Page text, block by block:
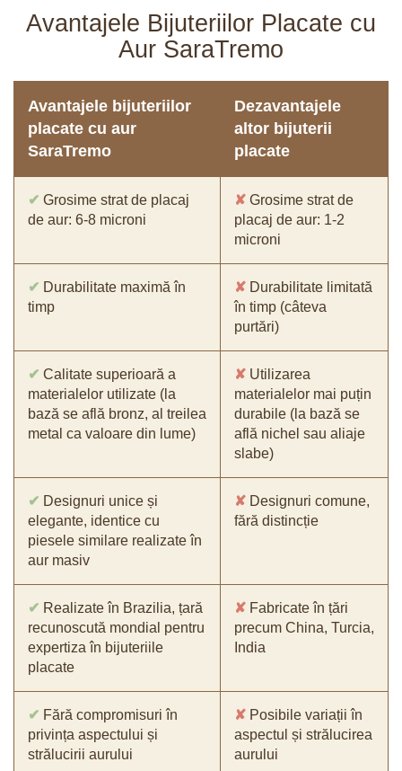
Avantajele Bijuteriilor Placate cu
Aur SaraTremo
Avantajele bijuteriilor
placate cu aur
SaraTremo
Dezavantajele
altor bijuterii
placate
✔ Grosime strat de placaj
de aur: 6-8 microni
✘ Grosime strat de
placaj de aur: 1-2
microni
✔ Durabilitate maximă în
timp
✘ Durabilitate limitată
în timp (câteva
purtări)
✔ Calitate superioară a
materialelor utilizate (la
bază se află bronz, al treilea
metal ca valoare din lume)
✘ Utilizarea
materialelor mai puțin
durabile (la bază se
află nichel sau aliaje
slabe)
✔ Designuri unice și
elegante, identice cu
piesele similare realizate în
aur masiv
✘ Designuri comune,
fără distincție
✔ Realizate în Brazilia, țară
recunoscută mondial pentru
expertiza în bijuteriile
placate
✘ Fabricate în țări
precum China, Turcia,
India
✔ Fără compromisuri în
privința aspectului și
strălucirii aurului
✘ Posibile variații în
aspectul și strălucirea
aurului